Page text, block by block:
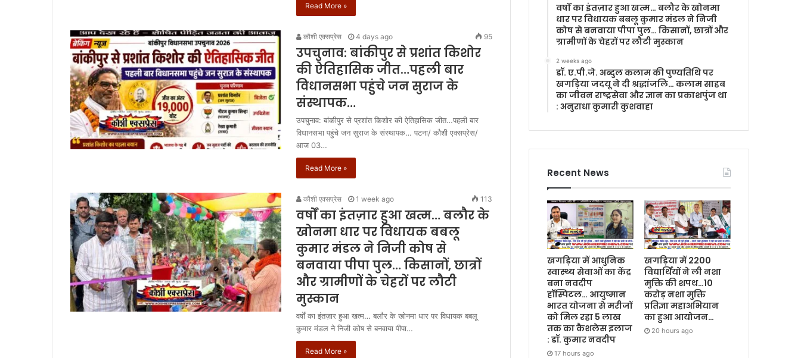
Read More »
कौशी एक्सप्रेस 4 days ago 95
उपचुनाव: बांकीपुर से प्रशांत किशोर
की ऐतिहासिक जीत…पहली बार
विधानसभा पहुंचे जन सुराज के
संस्थापक…
उपचुनाव: बांकीपुर से प्रशांत किशोर की ऐतिहासिक जीत…पहली बार
विधानसभा पहुंचे जन सुराज के संस्थापक… पटना/ कौशी एक्सप्रेस/
आज 03…
Read More »
कौशी एक्सप्रेस 1 week ago 113
वर्षों का इंतज़ार हुआ खत्म… बलौर के
खोनमा धार पर विधायक बबलू
कुमार मंडल ने निजी कोष से
बनवाया पीपा पुल… किसानों, छात्रों
और ग्रामीणों के चेहरों पर लौटी
मुस्कान
वर्षों का इंतज़ार हुआ खत्म… बलौर के खोनमा धार पर विधायक बबलू
कुमार मंडल ने निजी कोष से बनवाया पीपा…
Read More »
वर्षों का इंतज़ार हुआ खत्म… बलौर के खोनमा
धार पर विधायक बबलू कुमार मंडल ने निजी
कोष से बनवाया पीपा पुल… किसानों, छात्रों और
ग्रामीणों के चेहरों पर लौटी मुस्कान
2 weeks ago
डॉ. ए.पी.जे. अब्दुल कलाम की पुण्यतिथि पर
खगड़िया जदयू ने दी श्रद्धांजलि… कलाम साहब
का जीवन राष्ट्रसेवा और ज्ञान का प्रकाशपुंज था
: अनुराधा कुमारी कुशवाहा
Recent News
खगड़िया में आधुनिक
स्वास्थ्य सेवाओं का केंद्र
बना नवदीप
हॉस्पिटल… आयुष्मान
भारत योजना से मरीजों
को मिल रहा 5 लाख
तक का कैशलेस इलाज
: डॉ. कुमार नवदीप
17 hours ago
खगड़िया में 2200
विद्यार्थियों ने ली नशा
मुक्ति की शपथ…10
करोड़ नशा मुक्ति
प्रतिज्ञा महाअभियान
का हुआ आयोजन…
20 hours ago